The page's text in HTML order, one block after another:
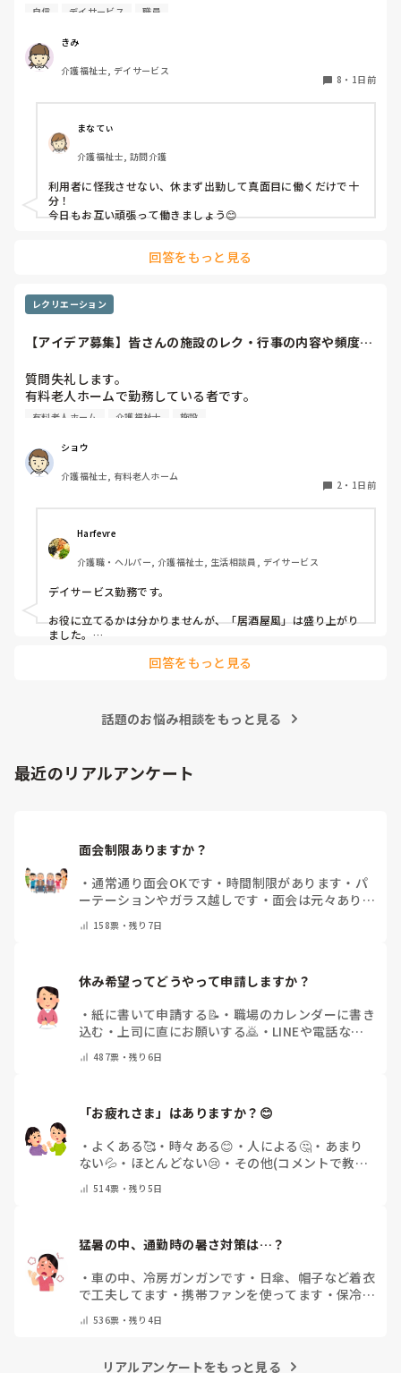
介助で言えば、要領よく動けたりと。
今の私を振り返ってみたら…何も持っていないことが虚しく
利用者からは「素直に話聞いてくれる」・「言いやすい・頼
みやすい」
って言われます。
職員から見ての私は？って考えたら答えられる自信がないで
す…
自信 デイサービス 職員
きみ
介護福祉士, デイサービス
8 ・ 1日前
まなてぃ
介護福祉士, 訪問介護
利用者に怪我させない、休まず出勤して真面目に働くだけで十
分！
今日もお互い頑張って働きましょう😊
回答をもっと見る
レクリエーション
【アイデア募集】皆さんの施設のレク・行事の内容や頻度を
質問失礼します。
有料老人ホームで勤務している者です。
のくらいの頻度で行っているのか参考にさせていただきたく
質問いたしました。
うちの施設では現在、以下のような取り組みを行っていま
毎月：「カフェ」と称して少し豪華なおやつとコーヒー・緑
茶等の提供、カレンダー作り
隔月： ランチのテイクアウトイベント
その他： 季節ごとの定期的な行事(運動会や七夕など)
きたなと感じており、新しく喜ばれるようなアイデアを探し
イベントをしている」「年〇回、こんな大型行事がある」
と嬉しいです。
有料老人ホーム 介護福祉士 施設
ショウ
介護福祉士, 有料老人ホーム
2 ・ 1日前
Harfevre
介護職・ヘルパー, 介護福祉士, 生活相談員, デイサービス
デイサービス勤務です。
お役に立てるかは分かりませんが、「居酒屋風」は盛り上がり
ました。
回答をもっと見る
話題のお悩み相談をもっと見る
最近のリアルアンケート
面会制限ありますか？
・ 通常通り面会OKです ・ 時間制限があります ・ パ
ーテーションやガラス越しです ・ 面会は元々ありま
158票・残り7日
休み希望ってどうやって申請しますか？
・紙に書いて申請する📝 ・ 職場のカレンダーに書き
込む ・ 上司に直にお願いする🙇 ・ LINEや電話など
487票・残り6日
「お疲れさま」はありますか？😊
・ よくある🥰 ・ 時々ある😊 ・ 人による🤔 ・ あまり
ない💦 ・ ほとんどない😢 ・ その他(コメントで教え
514票・残り5日
猛暑の中、通勤時の暑さ対策は…？
・車の中、冷房ガンガンです ・ 日傘、帽子など着衣
で工夫してます ・携帯ファンを使ってます ・ 保冷剤
ん ・その他（コメントで教えて下さい）
536票・残り4日
リアルアンケートをもっと見る